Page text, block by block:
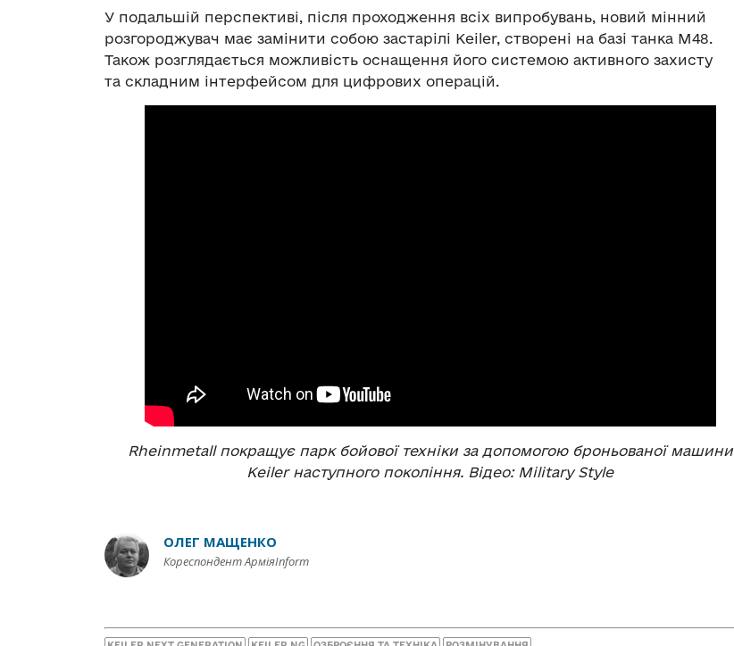
У подальшій перспективі, після проходження всіх випробувань, новий мінний
розгороджувач має замінити собою застарілі Keiler, створені на базі танка М48.
Також розглядається можливість оснащення його системою активного захисту
та складним інтерфейсом для цифрових операцій.
Rheinmetall покращує парк бойової техніки за допомогою броньованої машини
Keiler наступного покоління. Відео: Military Style
ОЛЕГ МАЩЕНКО
Кореспондент АрміяInform